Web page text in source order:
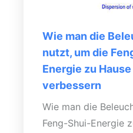
gemütliche
betonen Sie den
Auswahl der Möbel
reiche Texturen wie
oder Kissen. Dies
auch die
Anordnung von
Wie man die
nutzt, um die
Energie zu Hause
verbessern
Wie man die
Feng-Shui-Energie